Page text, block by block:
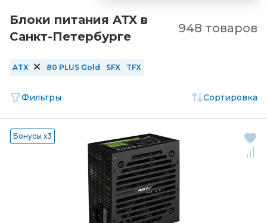
Блоки питания ATX в
Санкт-Петербургe
948 товаров
ATX 80 PLUS Gold SFX TFX
Фильтры Сортировка
Бонусы х3